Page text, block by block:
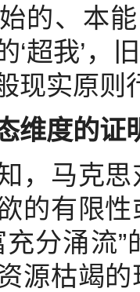
的、本
‘超我’，
现实原则
维度的证
马克思
的有限
充分涌流
源枯竭